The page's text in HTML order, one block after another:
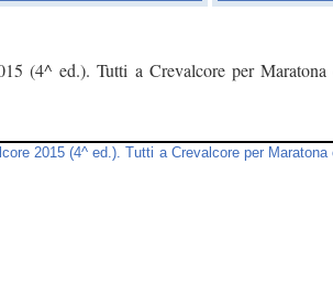
(4^ ed.). Tutti a Crevalcore per